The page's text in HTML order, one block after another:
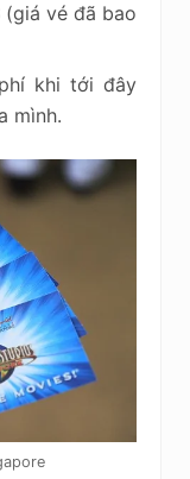
(giá vé đã bao
khi tới đây
mình.